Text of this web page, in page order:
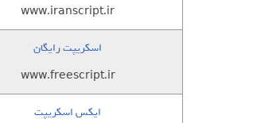
www.iranscript.ir
اسکریپت رایگان
www.freescript.ir
ایکس اسکریپت